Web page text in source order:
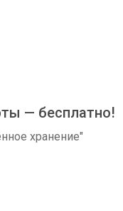
— бесплатно!
хранение"